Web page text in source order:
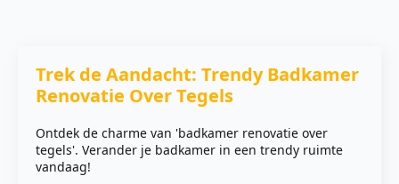
Trek de Aandacht: Trendy Badkamer
Renovatie Over Tegels
Ontdek de charme van 'badkamer renovatie over
tegels'. Verander je badkamer in een trendy ruimte
vandaag!